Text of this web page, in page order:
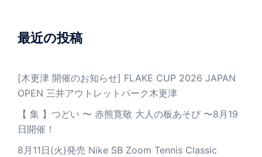
最近の投稿
[木更津 開催のお知らせ] FLAKE CUP 2026 JAPAN
OPEN 三井アウトレットパーク木更津
【 集 】つどい 〜 赤熊寛敬 大人の板あそび 〜8月19
日開催！
8月11日(火)発売 Nike SB Zoom Tennis Classic